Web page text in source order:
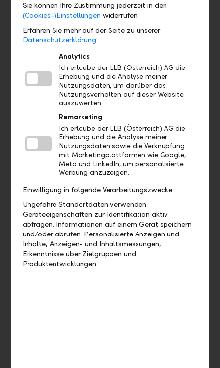
The Climate Pledge
The Climate Pledge ist eine branchenübergreifende
Gemeinschaft von Unternehmen und Organisationen, die
zusammenarbeiten, um die Klimakrise zu bewältigen und
die Herausforderungen der Dekarbonisierung unserer
Wirtschaft zu lösen. The Climate Pledge bringt diejenigen
schnellsten zu gehen, und ruft die Unterzeichner auf, bis
Paris – Netto-null-Emissionen zu erreichen. Die LLB-
Gruppe möchte durch die Mitgliedschaft in diesem
exklusiven Kreis ihre Ambitionen unterstreichen.
Mehr erfahren
Sie können Ihre Zustimmung jederzeit in den
(Cookies-)Einstellungen widerrufen.
Erfahren Sie mehr auf der Seite zu unserer
Datenschutzerklärung.
Analytics
Ich erlaube der LLB (Österreich) AG die
Erhebung und die Analyse meiner
Nutzungsdaten, um darüber das
Nutzungsverhalten auf dieser Website
auszuwerten.
Remarketing
Ich erlaube der LLB (Österreich) AG die
Erhebung und die Analyse meiner
Nutzungsdaten sowie die Verknüpfung
mit Marketingplattformen wie Google,
Meta und LinkedIn, um personalisierte
Werbung anzuzeigen.
Einwilligung in folgende Verarbeitungszwecke
Ungefähre Standortdaten verwenden.
Geräteeigenschaften zur Identifikation aktiv
abfragen. Informationen auf einem Gerät speichern
und/oder abrufen. Personalisierte Anzeigen und
Inhalte, Anzeigen- und Inhaltsmessungen,
Erkenntnisse über Zielgruppen und
Produktentwicklungen.